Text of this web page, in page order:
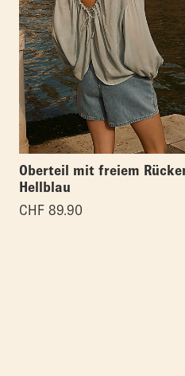
Oberteil mit freiem
Hellblau
CHF 89.90